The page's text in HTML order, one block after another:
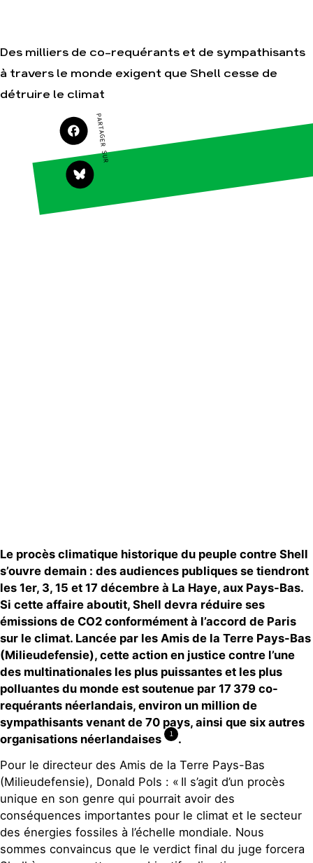
Agir
S'engager sur le
terrain
Agir au quotidien
Soutenir les
campagnes
Transmettre tout
ou partie de son
Surproduction
Multinationales
Des milliers de co-requérants et de sympathisants
à travers le monde exigent que Shell cesse de
détruire le climat
PARTAGER SUR
Le procès climatique historique du peuple contre Shell
s’ouvre demain : des audiences publiques se tiendront
les 1er, 3, 15 et 17 décembre à La Haye, aux Pays-Bas.
Si cette affaire aboutit, Shell devra réduire ses
émissions de CO2 conformément à l’accord de Paris
sur le climat. Lancée par les Amis de la Terre Pays-Bas
(Milieudefensie), cette action en justice contre l’une
des multinationales les plus puissantes et les plus
polluantes du monde est soutenue par 17 379 co-
requérants néerlandais, environ un million de
sympathisants venant de 70 pays, ainsi que six autres
organisations néerlandaises
1
.
Pour le directeur des Amis de la Terre Pays-Bas
(Milieudefensie), Donald Pols : « Il s’agit d’un procès
unique en son genre qui pourrait avoir des
conséquences importantes pour le climat et le secteur
des énergies fossiles à l’échelle mondiale. Nous
sommes convaincus que le verdict final du juge forcera